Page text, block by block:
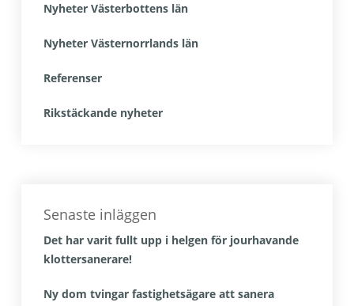
Nyheter Västerbottens län
Nyheter Västernorrlands län
Referenser
Rikstäckande nyheter
Senaste inläggen
Det har varit fullt upp i helgen för jourhavande
klottersanerare!
Ny dom tvingar fastighetsägare att sanera